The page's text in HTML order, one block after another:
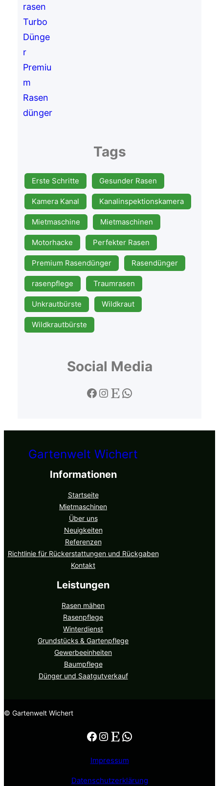
Tags
Erste Schritte Gesunder Rasen
Kamera Kanal Kanalinspektionskamera
Mietmaschine Mietmaschinen
Motorhacke Perfekter Rasen
Premium Rasendünger Rasendünger
rasenpflege Traumrasen
Unkrautbürste Wildkraut
Wildkrautbürste
Social Media
Gartenwelt Wichert
Informationen
Startseite
Mietmaschinen
Über uns
Neuigkeiten
Referenzen
Richtlinie für Rückerstattungen und Rückgaben
Kontakt
Leistungen
Rasen mähen
Rasenpflege
Winterdienst
Grundstücks & Gartenpflege
Gewerbeeinheiten
Baumpflege
Dünger und Saatgutverkauf
© Gartenwelt Wichert
Impressum
Datenschutzerklärung